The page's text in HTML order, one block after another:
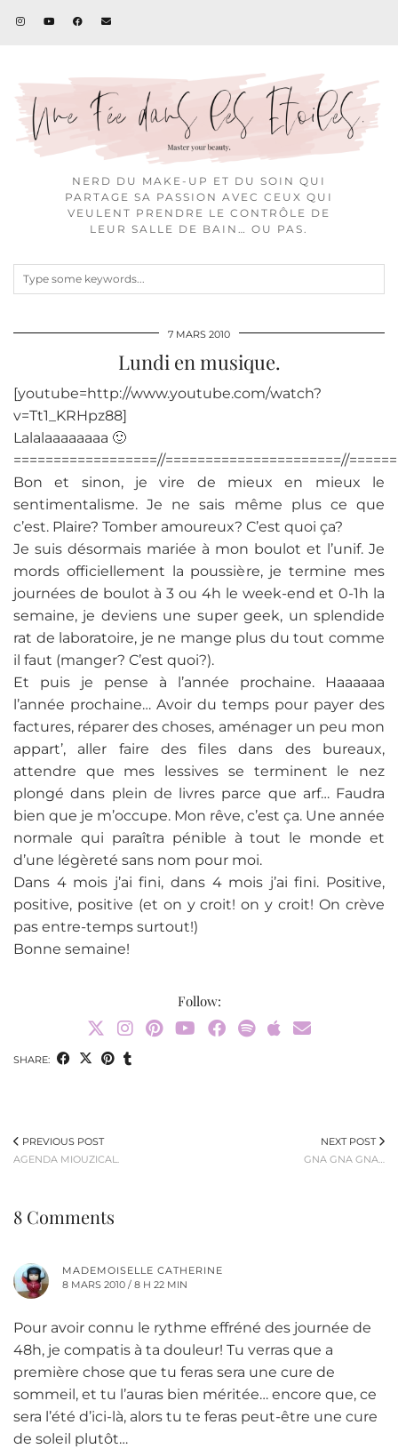
NERD DU MAKE-UP ET DU SOIN QUI
PARTAGE SA PASSION AVEC CEUX QUI
VEULENT PRENDRE LE CONTRÔLE DE
LEUR SALLE DE BAIN… OU PAS.
7 MARS 2010
Lundi en musique.
[youtube=http://www.youtube.com/watch?
v=Tt1_KRHpz88]
Lalalaaaaaaaa 🙂
==================//======================//
Bon et sinon, je vire de mieux en mieux le
sentimentalisme. Je ne sais même plus ce que
c’est. Plaire? Tomber amoureux? C’est quoi ça?
Je suis désormais mariée à mon boulot et l’unif. Je
mords officiellement la poussière, je termine mes
journées de boulot à 3 ou 4h le week-end et 0-1h la
semaine, je deviens une super geek, un splendide
rat de laboratoire, je ne mange plus du tout comme
il faut (manger? C’est quoi?).
Et puis je pense à l’année prochaine. Haaaaaa
l’année prochaine… Avoir du temps pour payer des
factures, réparer des choses, aménager un peu mon
appart’, aller faire des files dans des bureaux,
attendre que mes lessives se terminent le nez
plongé dans plein de livres parce que arf… Faudra
bien que je m’occupe. Mon rêve, c’est ça. Une année
normale qui paraîtra pénible à tout le monde et
d’une légèreté sans nom pour moi.
Dans 4 mois j’ai fini, dans 4 mois j’ai fini. Positive,
positive, positive (et on y croit! on y croit! On crève
pas entre-temps surtout!)
Bonne semaine!
Follow:
SHARE:
PREVIOUS POST
AGENDA MIOUZICAL.
NEXT POST
GNA GNA GNA…
8 Comments
MADEMOISELLE CATHERINE
8 MARS 2010 / 8 H 22 MIN
Pour avoir connu le rythme effréné des journée de
48h, je compatis à ta douleur! Tu verras que a
première chose que tu feras sera une cure de
sommeil, et tu l’auras bien méritée… encore que, ce
sera l’été d’ici-là, alors tu te feras peut-être une cure
de soleil plutôt…